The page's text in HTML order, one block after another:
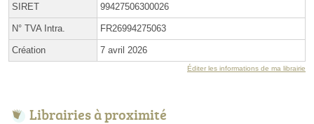
SIRET 99427506300026
N° TVA Intra. FR26994275063
Création 7 avril 2026
Éditer les informations de ma librairie
Librairies à proximité